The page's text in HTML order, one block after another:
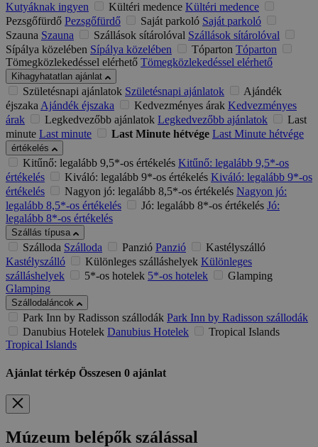
Kutyáknak ingyen
Kültéri medence Kültéri medence
Pezsgőfürdő Pezsgőfürdő Saját parkoló Saját parkoló
Szauna Szauna Szállások sítárolóval Szállások sítárolóval
Sípálya közelében Sípálya közelében Tóparton Tóparton
Tömegközlekedéssel elérhető Tömegközlekedéssel elérhető
Kihagyhatatlan ajánlat
Születésnapi ajánlatok Születésnapi ajánlatok
Ajándék
éjszakaAjándék éjszaka Kedvezményes árak Kedvezményes
árak
Legkedvezőbb ajánlatok Legkedvezőbb ajánlatok
Last
minute Last minute Last Minute hétvége Last Minute hétvége
értékelés
Kitűnő: legalább 9,5*-os értékelés Kitűnő: legalább 9,5*-os
értékelés
Kiváló: legalább 9*-os értékelés Kiváló: legalább 9*-os
értékelés
Nagyon jó: legalább 8,5*-os értékelés Nagyon jó:
legalább 8,5*-os értékelés
Jó: legalább 8*-os értékelés Jó:
legalább 8*-os értékelés
Szállás típusa
Szálloda Szálloda Panzió Panzió
Kastélyszálló
Kastélyszálló
Különleges szálláshelyek Különleges
szálláshelyek
5*-os hotelek 5*-os hotelek
Glamping
Glamping
Szállodaláncok
Park Inn by Radisson szállodák Park Inn by Radisson szállodák
Danubius Hotelek Danubius Hotelek
Tropical Islands
Tropical Islands
Ajánlat térkép Összesen 0 ajánlat
Múzeum belépők szálással